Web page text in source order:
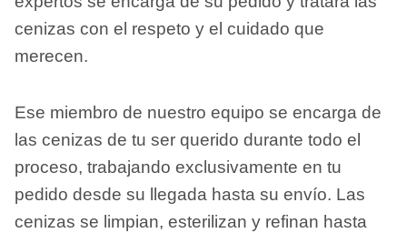
cenizas con el respeto y el cuidado que
merecen.
Ese miembro de nuestro equipo se encarga de
las cenizas de tu ser querido durante todo el
proceso, trabajando exclusivamente en tu
pedido desde su llegada hasta su envío. Las
cenizas se limpian, esterilizan y refinan hasta